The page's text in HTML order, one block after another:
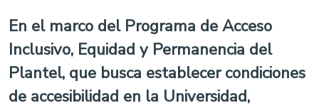
En el marco del Programa de Acceso
Inclusivo, Equidad y Permanencia del
Plantel, que busca establecer condiciones
de accesibilidad en la Universidad,